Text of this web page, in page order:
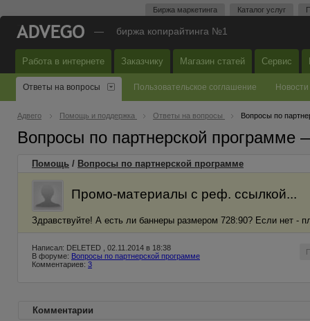
Биржа маркетинга Каталог услуг
— биржа копирайтинга №1
Работа в интернете Заказчику Магазин статей Сервис
Ответы на вопросы Пользовательское соглашение Новости
Адвего Помощь и поддержка Ответы на вопросы Вопросы по
Вопросы по партнерской
Помощь / Вопросы по партнерской программе
Промо-материалы с реф. ссылкой...
Здравствуйте! А есть ли баннеры размером 728:90? Если нет -
Написал: DELETED , 02.11.2014 в 18:38
В форуме: Вопросы по партнерской программе
Комментариев: 3
Комментарии